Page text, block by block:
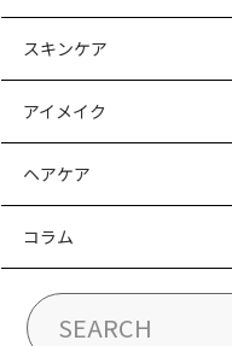
スキンケア
アイメイク
ヘアケア
コラム